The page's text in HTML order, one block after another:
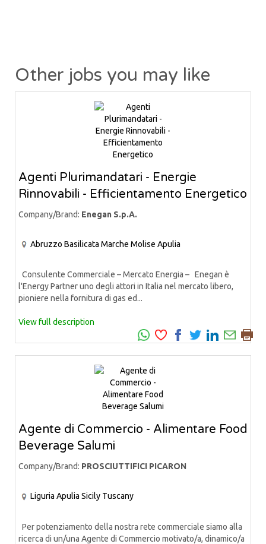
Other jobs you may like
Agenti Plurimandatari - Energie
Rinnovabili - Efficientamento Energetico
Company/Brand: Enegan S.p.A.
Abruzzo Basilicata Marche Molise Apulia
Consulente Commerciale – Mercato Energia – Enegan è
l'Energy Partner uno degli attori in Italia nel mercato libero,
pioniere nella fornitura di gas ed...
View full description
Agente di Commercio - Alimentare Food
Beverage Salumi
Company/Brand: PROSCIUTTIFICI PICARON
Liguria Apulia Sicily Tuscany
Per potenziamento della nostra rete commerciale siamo alla
ricerca di un/una Agente di Commercio motivato/a, dinamico/a